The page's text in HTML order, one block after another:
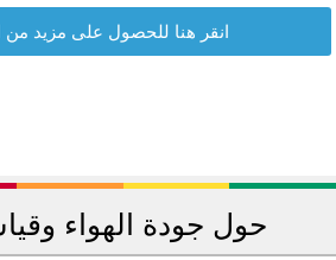
انقر هنا للحصول على مزيد من
حول جودة الهواء